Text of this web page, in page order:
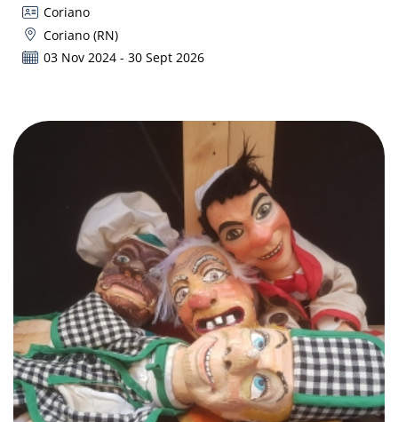
Coriano
Coriano (RN)
03 Nov 2024 - 30 Sept 2026